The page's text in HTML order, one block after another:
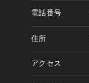
電話番号
住所
アクセス